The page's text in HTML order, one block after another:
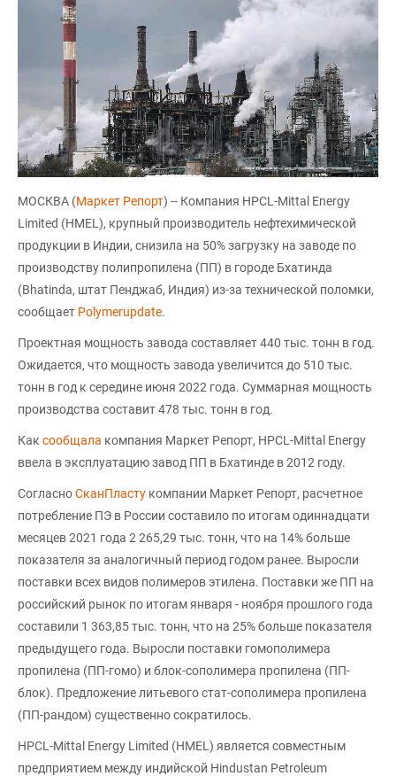
МОСКВА (Маркет Репорт) -- Компания HPCL-Mittal Energy
Limited (HMEL), крупный производитель нефтехимической
продукции в Индии, снизила на 50% загрузку на заводе по
производству полипропилена (ПП) в городе Бхатинда
(Bhatinda, штат Пенджаб, Индия) из-за технической поломки,
сообщает Polymerupdate.
Проектная мощность завода составляет 440 тыс. тонн в год.
Ожидается, что мощность завода увеличится до 510 тыс.
тонн в год к середине июня 2022 года. Суммарная мощность
производства составит 478 тыс. тонн в год.
Как сообщала компания Маркет Репорт, HPCL-Mittal Energy
ввела в эксплуатацию завод ПП в Бхатинде в 2012 году.
СогласноСканПласту компании Маркет Репорт, расчетное
потребление ПЭ в России составило по итогам одиннадцати
месяцев 2021 года 2 265,29 тыс. тонн, что на 14% больше
показателя за аналогичный период годом ранее. Выросли
поставки всех видов полимеров этилена. Поставки же ПП на
российский рынок по итогам января - ноября прошлого года
составили 1 363,85 тыс. тонн, что на 25% больше показателя
предыдущего года. Выросли поставки гомополимера
пропилена (ПП-гомо) и блок-сополимера пропилена (ПП-
блок). Предложение литьевого стат-сополимера пропилена
(ПП-рандом) существенно сократилось.
HPCL-Mittal Energy Limited (HMEL) является совместным
предприятием между индийской Hindustan Petroleum